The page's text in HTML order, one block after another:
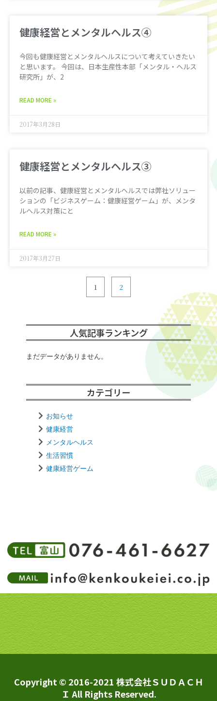
健康経営とメンタルヘルス④
今回も健康経営とメンタルヘルスについて考えていきたい
と思います。 今回は、日本生産性本部「メンタル・ヘルス
研究所」が、2
READ MORE »
2017年3月28日
健康経営とメンタルヘルス③
以前の記事、健康経営とメンタルヘルスでは弊社ソリュー
ションの「ビジネスゲーム：健康経営ゲーム」が、メンタ
ルヘルス対策にと
READ MORE »
2017年3月27日
1 2
人気記事ランキング
まだデータがありません。
カテゴリー
お知らせ
健康経営
メンタルヘルス
生活習慣
健康経営ゲーム
Copyright © 2016-2021 株式会社ＳＵＤＡＣＨ
Ｉ All Rights Reserved.